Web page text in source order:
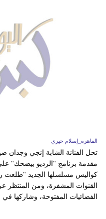
القاهرة_إسلام خيري
تحل الفنانة الشابة إنجي
كواليس مسلسلها الجديد
القنوات المشفرة، ومن المنتظر
الفضائيات المفتوحة، وشاركها